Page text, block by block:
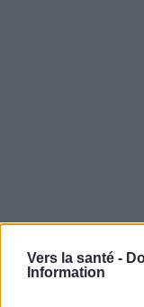
Vers la santé -
Information